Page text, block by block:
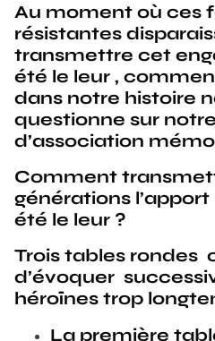
Au moment où ces
résistantes
transmettre cet
été le leur ,
dans notre histoire
questionne sur
d’association
Comment
générations
été le leur ?
Trois tables rondes
d’évoquer
héroïnes trop
La première